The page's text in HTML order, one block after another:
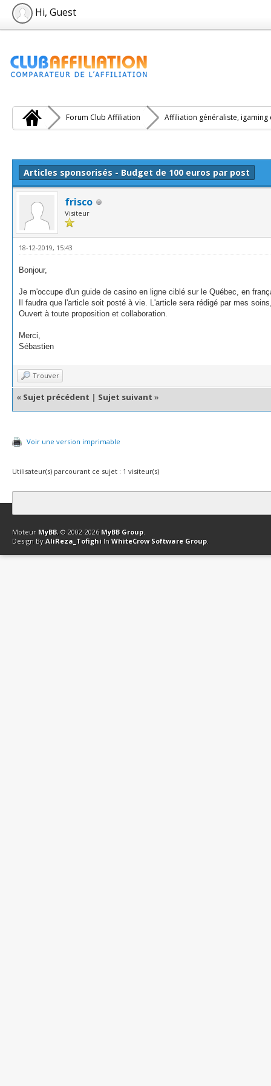
Hi, Guest
Forum Club Affiliation Affiliation généraliste, igaming
Articles sponsorisés - Budget de 100 euros par post
frisco
Visiteur
18-12-2019, 15:43
Bonjour,
Je m'occupe d'un guide de casino en ligne ciblé sur le Québec, en
Il faudra que l'article soit posté à vie. L'article sera rédigé par mes
Ouvert à toute proposition et collaboration.
Merci,
Sébastien
Trouver
« Sujet précédent | Sujet suivant »
Voir une version imprimable
Utilisateur(s) parcourant ce sujet : 1 visiteur(s)
Contact Club Affiliation Retourner en haut Version bas-débit
Moteur MyBB, © 2002-2026 MyBB Group.
Design By AliReza_Tofighi In WhiteCrow Software Group.